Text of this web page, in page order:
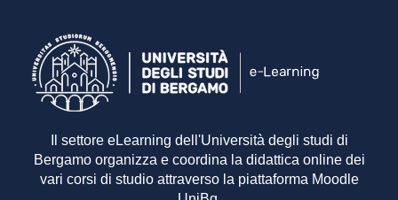
Il settore eLearning dell'Università degli studi di
Bergamo organizza e coordina la didattica online dei
vari corsi di studio attraverso la piattaforma Moodle